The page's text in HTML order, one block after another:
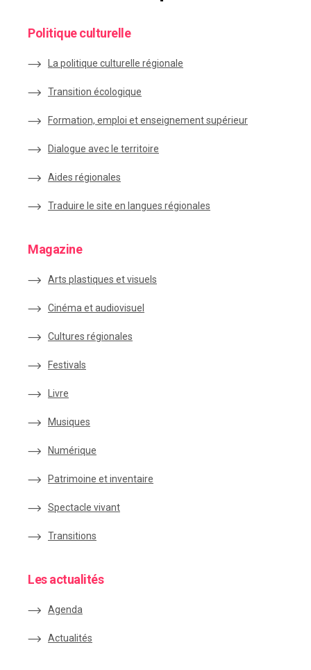
Politique culturelle
La politique culturelle régionale
Transition écologique
Formation, emploi et enseignement supérieur
Dialogue avec le territoire
Aides régionales
Traduire le site en langues régionales
Magazine
Arts plastiques et visuels
Cinéma et audiovisuel
Cultures régionales
Festivals
Livre
Musiques
Numérique
Patrimoine et inventaire
Spectacle vivant
Transitions
Les actualités
Agenda
Actualités